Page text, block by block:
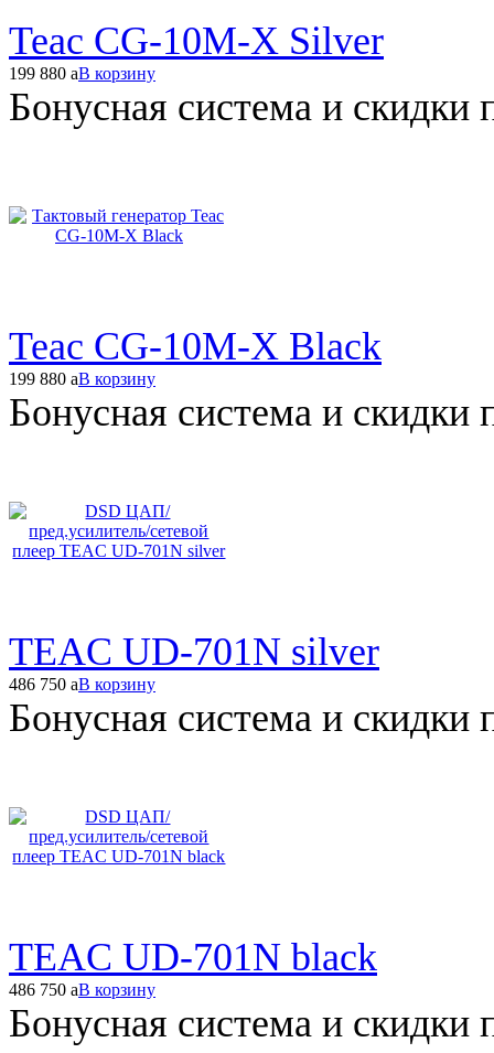
Teac CG-10M-X Silver
199 880 aВ корзину
Бонусная система и скидки
Teac CG-10M-X Black
199 880 aВ корзину
Бонусная система и скидки
TEAC UD-701N silver
486 750 aВ корзину
Бонусная система и скидки
TEAC UD-701N black
486 750 aВ корзину
Бонусная система и скидки